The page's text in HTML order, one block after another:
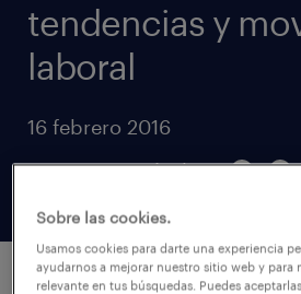
tendencias y
laboral
16 febrero 2016
compartir artículos
Sobre las cookies.
Usamos cookies para darte una experiencia
ayudarnos a mejorar nuestro sitio web y para
relevante en tus búsquedas. Puedes